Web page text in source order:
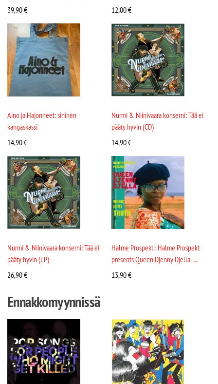
39,90€
12,00€
Aino ja Hajonneet: sininen
kangaskassi
14,90€
Nurmi & Niinivaara konserni: Tää ei
pääty hyvin (CD)
14,90€
Nurmi & Niinivaara konserni: Tää ei
pääty hyvin (LP)
26,90€
Halme Prospekt : Halme Prospekt
presents Queen Djenny Djella -...
13,90€
Ennakkomyynnissä